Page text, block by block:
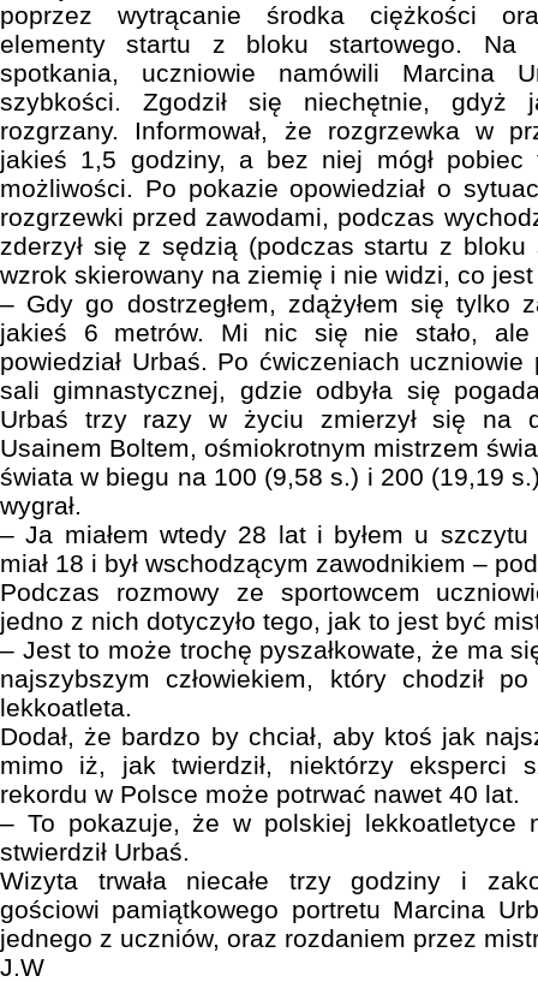
poprzez wytrącanie środka ciężkości
elementy startu z bloku startowego. Na
spotkania, uczniowie namówili Marcina
szybkości. Zgodził się niechętnie, gdyż
rozgrzany. Informował, że rozgrzewka w
jakieś 1,5 godziny, a bez niej mógł
możliwości. Po pokazie opowiedział o
rozgrzewki przed zawodami, podczas
zderzył się z sędzią (podczas startu z bloku
wzrok skierowany na ziemię i nie widzi, co
– Gdy go dostrzegłem, zdążyłem się tylko
jakieś 6 metrów. Mi nic się nie stało, ale
powiedział Urbaś. Po ćwiczeniach
sali gimnastycznej, gdzie odbyła się
Urbaś trzy razy w życiu zmierzył się na
Usainem Boltem, ośmiokrotnym mistrzem
świata w biegu na 100 (9,58 s.) i 200 (19,19
wygrał.
– Ja miałem wtedy 28 lat i byłem u
miał 18 i był wschodzącym zawodnikiem –
Podczas rozmowy ze sportowcem
jedno z nich dotyczyło tego, jak to jest być
– Jest to może trochę pyszałkowate, że ma
najszybszym człowiekiem, który chodził
lekkoatleta.
Dodał, że bardzo by chciał, aby ktoś jak
mimo iż, jak twierdził, niektórzy eksperci
rekordu w Polsce może potrwać nawet 40 lat.
– To pokazuje, że w polskiej lekkoatletyce
stwierdził Urbaś.
Wizyta trwała niecałe trzy godziny i
gościowi pamiątkowego portretu Marcina
jednego z uczniów, oraz rozdaniem przez
J.W